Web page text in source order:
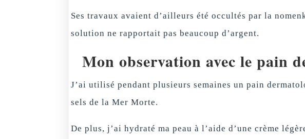
Ses travaux avaient d’ailleurs été occultés par la
solution ne rapportait pas beaucoup d’argent.
Mon observation avec le pain
J’ai utilisé pendant plusieurs semaines un pain
sels de la Mer Morte.
De plus, j’ai hydraté ma peau à l’aide d’une crème